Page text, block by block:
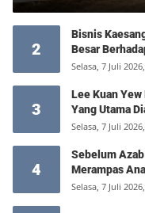
2
Bisnis
Besar
Selasa, 7 Juli
3
Lee Kuan Yew Perdana Menteri Singapura 1959-1990,
Yang Utama
Selasa, 7 Juli
4
Sebelum
Merampas
Selasa, 7 Juli